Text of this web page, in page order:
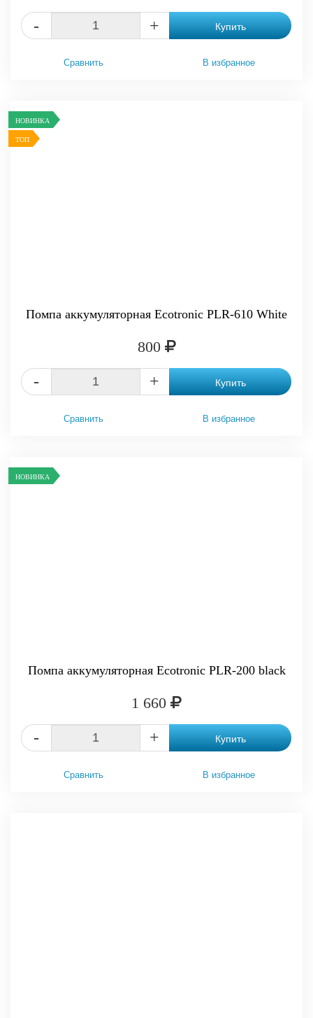
- + Купить
Сравнить В избранное
НОВИНКА
ТОП
Помпа аккумуляторная Ecotronic PLR-610 White
800
- + Купить
Сравнить В избранное
НОВИНКА
Помпа аккумуляторная Ecotronic PLR-200 black
1 660
- + Купить
Сравнить В избранное